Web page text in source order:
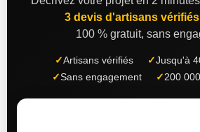
3 devis d'artisans vérifiés
100 % gratuit, sans
✓Artisans vérifiés ✓Jusqu'à
✓Sans engagement ✓200